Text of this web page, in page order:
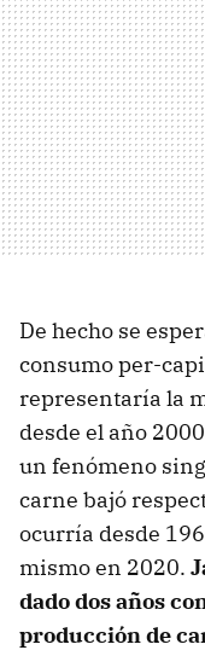
De hecho se
consumo per-
representaría la
desde el año
un fenómeno
carne bajó
ocurría desde
mismo en 2020.
dado dos años
producción de